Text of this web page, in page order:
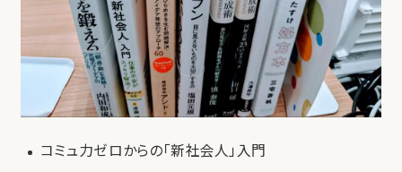
コミュ力ゼロからの「新社会人」入門